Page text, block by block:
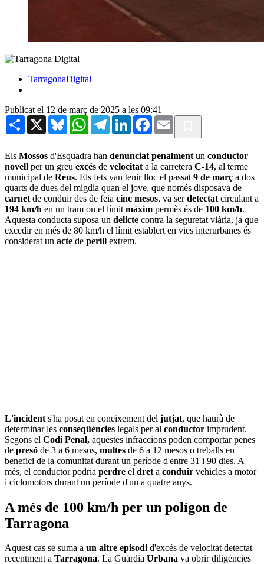
TarragonaDigital
Publicat el 12 de març de 2025 a les 09:41
Share X BlueskyWhatsAppTelegramLinkedInFacebook
Email
Els Mossos d'Esquadra han denunciat penalment un conductor
novell per un greu excés de velocitat a la carretera C-14, al terme
municipal de Reus. Els fets van tenir lloc el passat 9 de març a dos
quarts de dues del migdia quan el jove, que només disposava de
carnet de conduir des de feia cinc mesos, va serdetectat circulant a
194 km/h en un tram on el límit màxim permès és de 100 km/h.
Aquesta conducta suposa un delicte contra la seguretat viària, ja que
excedir en més de 80 km/h el límit establert en vies interurbanes és
considerat un acte de perill extrem.
L'incident s'ha posat en coneixement del jutjat, que haurà de
determinar les conseqüències legals per al conductor imprudent.
Segons el Codi Penal, aquestes infraccions poden comportar penes
de presó de 3 a 6 mesos, multes de 6 a 12 mesos o treballs en
benefici de la comunitat durant un període d'entre 31 i 90 dies. A
més, el conductor podria perdre el dret a conduir vehicles a motor
i ciclomotors durant un període d'un a quatre anys.
A més de 100 km/h per un polígon de
Tarragona
Aquest cas se suma a un altre episodid'excés de velocitat detectat
recentment a Tarragona. La Guàrdia Urbana va obrir diligències